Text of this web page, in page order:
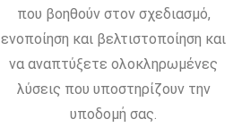
που βοηθούν στον σχεδιασμό,
ενοποίηση και βελτιστοποίηση και
να αναπτύξετε ολοκληρωμένες
λύσεις που υποστηρίζουν την
υποδομή σας.